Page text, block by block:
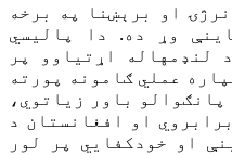
او برېښنا په برخه
وړ ده. دا پالیسي
لنډمهاله اړتیاوو پر
عملي ګامونه پورته
باور زیاتوي،
او افغانستان د
او خودکفايي پر لور